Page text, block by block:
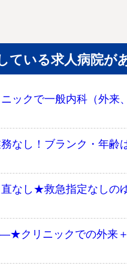
ている求人病院が
ックで一般内科（外来
なし！ブランク・年齢
なし★救急指定なしの
クリニックでの外来